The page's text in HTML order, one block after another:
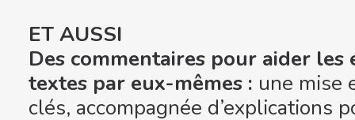
ET AUSSI
Des commentaires pour aider les
textes par eux-mêmes : une mise
clés, accompagnée d’explications